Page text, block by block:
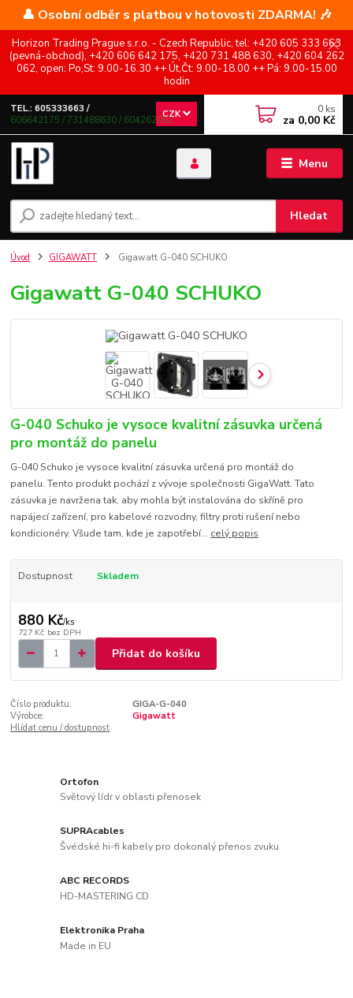
👤 Osobní odběr s platbou v hotovosti ZDARMA! 🎶
Horizon Trading Prague s.r.o. - Czech Republic, tel: +420 605 333 663
(pevná-obchod), +420 606 642 175, +420 731 488 630, +420 604 262
062, open: Po,St: 9.00-16.30 ++ Út,Čt: 9.00-18.00 ++ Pá: 9.00-15.00
hodin
Menu
CZK
Hledat
TEL.: 605333663 /
606642175 / 731488630 / 604262062
0 ks
za 0,00 Kč
Úvod GIGAWATT Gigawatt G-040 SCHUKO
Gigawatt G-040 SCHUKO
G-040 Schuko je vysoce kvalitní zásuvka určená
pro montáž do panelu
G-040 Schuko je vysoce kvalitní zásuvka určená pro montáž do
panelu. Tento produkt pochází z vývoje společnosti GigaWatt. Tato
zásuvka je navržena tak, aby mohla být instalována do skříně pro
napájecí zařízení, pro kabelové rozvodny, filtry proti rušení nebo
kondicionéry. Všude tam, kde je zapotřebí... celý popis
Dostupnost Skladem
880 Kč/ks
727 Kč bez DPH
Přidat do košíku
Číslo produktu:
GIGA-G-040
Výrobce:
Gigawatt
Hlídat cenu / dostupnost
Ortofon
Světový lídr v oblasti přenosek
SUPRAcables
Švédské hi-fi kabely pro dokonalý přenos zvuku
ABC RECORDS
HD-MASTERING CD
Elektronika Praha
Made in EU